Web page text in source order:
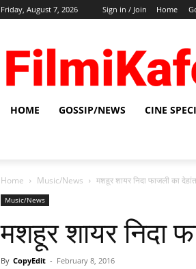
Friday, August 7, 2026 Sign in / Join Home
HOME GOSSIP/NEWS CINE
Home Music/News मशहूर शायर निदा फाजली का देहांत
Music/News
मशहूर शायर निदा
By CopyEdit - February 8, 2016